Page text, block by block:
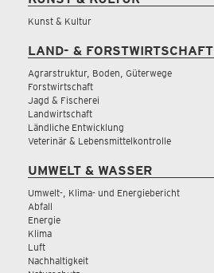
Kunst & Kultur
LAND- & FORSTWIRTSCHAFT
Agrarstruktur, Boden, Güterwege
Forstwirtschaft
Jagd & Fischerei
Landwirtschaft
Ländliche Entwicklung
Veterinär & Lebensmittelkontrolle
UMWELT & WASSER
Umwelt-, Klima- und Energiebericht
Abfall
Energie
Klima
Luft
Nachhaltigkeit